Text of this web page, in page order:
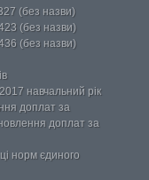
(без назви)
(без назви)
(без назви)
навчальний рік
доплат за
доплат за
норм єдиного